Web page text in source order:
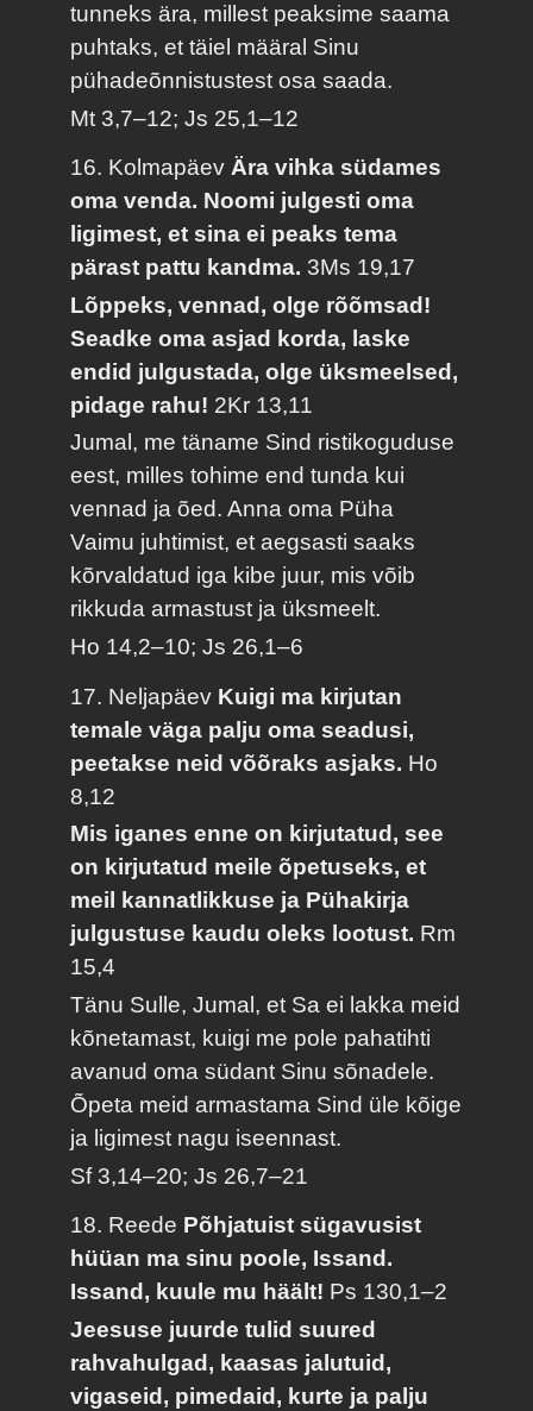
tunneks ära, millest peaksime saama
puhtaks, et täiel määral Sinu
pühadeõnnistustest osa saada.
Mt 3,7–12; Js 25,1–12
16. Kolmapäev Ära vihka südames
oma venda. Noomi julgesti oma
ligimest, et sina ei peaks tema
pärast pattu kandma. 3Ms 19,17
Lõppeks, vennad, olge rõõmsad!
Seadke oma asjad korda, laske
endid julgustada, olge üksmeelsed,
pidage rahu! 2Kr 13,11
Jumal, me täname Sind ristikoguduse
eest, milles tohime end tunda kui
vennad ja õed. Anna oma Püha
Vaimu juhtimist, et aegsasti saaks
kõrvaldatud iga kibe juur, mis võib
rikkuda armastust ja üksmeelt.
Ho 14,2–10; Js 26,1–6
17. Neljapäev Kuigi ma kirjutan
temale väga palju oma seadusi,
peetakse neid võõraks asjaks. Ho
8,12
Mis iganes enne on kirjutatud, see
on kirjutatud meile õpetuseks, et
meil kannatlikkuse ja Pühakirja
julgustuse kaudu oleks lootust. Rm
15,4
Tänu Sulle, Jumal, et Sa ei lakka meid
kõnetamast, kuigi me pole pahatihti
avanud oma südant Sinu sõnadele.
Õpeta meid armastama Sind üle kõige
ja ligimest nagu iseennast.
Sf 3,14–20; Js 26,7–21
18. Reede Põhjatuist sügavusist
hüüan ma sinu poole, Issand.
Issand, kuule mu häält! Ps 130,1–2
Jeesuse juurde tulid suured
rahvahulgad, kaasas jalutuid,
vigaseid, pimedaid, kurte ja palju